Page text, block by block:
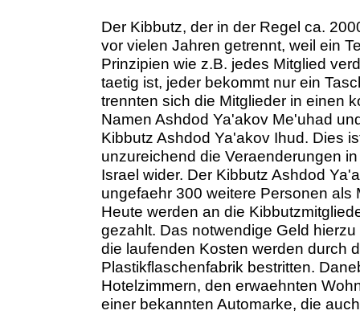
Der Kibbutz, der in der Regel ca.
vor vielen Jahren getrennt, weil ein
Prinzipien wie z.B. jedes Mitglied
taetig ist, jeder bekommt nur ein
trennten sich die Mitglieder in einen
Namen Ashdod Ya'akov Me'uhad
Kibbutz Ashdod Ya'akov Ihud. Dies
unzureichend die Veraenderungen
Israel wider. Der Kibbutz Ashdod
ungefaehr 300 weitere Personen
Heute werden an die
gezahlt. Das notwendige Geld
die laufenden Kosten werden durch
Plastikflaschenfabrik bestritten.
Hotelzimmern, den erwaehnten
einer bekannten Automarke, die